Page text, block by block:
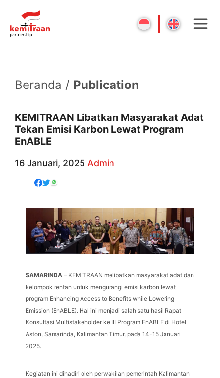
Beranda / Publication
KEMITRAAN Libatkan Masyarakat Adat
Tekan Emisi Karbon Lewat Program
EnABLE
16 Januari, 2025 Admin
SAMARINDA – KEMITRAAN melibatkan masyarakat adat dan
kelompok rentan untuk mengurangi emisi karbon lewat
program Enhancing Access to Benefits while Lowering
Emission (EnABLE). Hal ini menjadi salah satu hasil Rapat
Konsultasi Multistakeholder ke III Program EnABLE di Hotel
Aston, Samarinda, Kalimantan Timur, pada 14-15 Januari
2025.
Kegiatan ini dihadiri oleh perwakilan pemerintah Kalimantan